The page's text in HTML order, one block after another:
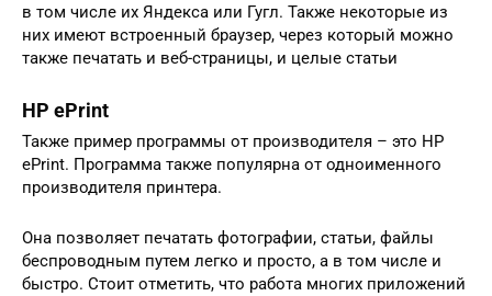
в том числе их Яндекса или Гугл. Также некоторые из
них имеют встроенный браузер, через который можно
также печатать и веб-страницы, и целые статьи
HP ePrint
Также пример программы от производителя – это HP
ePrint. Программа также популярна от одноименного
производителя принтера.
Она позволяет печатать фотографии, статьи, файлы
беспроводным путем легко и просто, а в том числе и
быстро. Стоит отметить, что работа многих приложений